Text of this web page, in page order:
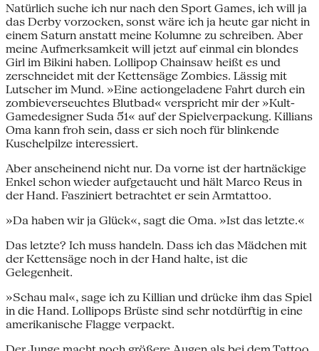
Natürlich suche ich nur nach den Sport Games, ich will ja
das Derby vorzocken, sonst wäre ich ja heute gar nicht in
einem Saturn anstatt meine Kolumne zu schreiben. Aber
meine Aufmerksamkeit will jetzt auf einmal ein blondes
Girl im Bikini haben. Lollipop Chainsaw heißt es und
zerschneidet mit der Kettensäge Zombies. Lässig mit
Lutscher im Mund. »Eine actiongeladene Fahrt durch ein
zombieverseuchtes Blutbad« verspricht mir der »Kult-
Gamedesigner Suda 51« auf der Spielverpackung. Killians
Oma kann froh sein, dass er sich noch für blinkende
Kuschelpilze interessiert.
Aber anscheinend nicht nur. Da vorne ist der hartnäckige
Enkel schon wieder aufgetaucht und hält Marco Reus in
der Hand. Fasziniert betrachtet er sein Armtattoo.
»Da haben wir ja Glück«, sagt die Oma. »Ist das letzte.«
Das letzte? Ich muss handeln. Dass ich das Mädchen mit
der Kettensäge noch in der Hand halte, ist die
Gelegenheit.
»Schau mal«, sage ich zu Killian und drücke ihm das Spiel
in die Hand. Lollipops Brüste sind sehr notdürftig in eine
amerikanische Flagge verpackt.